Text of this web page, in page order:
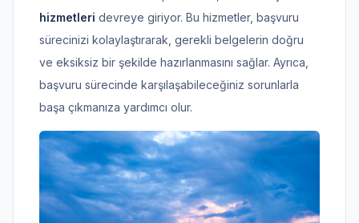
hizmetleri devreye giriyor. Bu hizmetler, başvuru
sürecinizi kolaylaştırarak, gerekli belgelerin doğru
ve eksiksiz bir şekilde hazırlanmasını sağlar. Ayrıca,
başvuru sürecinde karşılaşabileceğiniz sorunlarla
başa çıkmanıza yardımcı olur.